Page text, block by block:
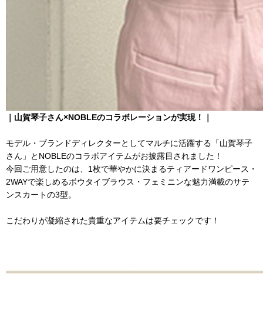
｜山賀琴子さん×NOBLEのコラボレーションが実現！｜
モデル・ブランドディレクターとしてマルチに活躍する「山賀琴子
さん」とNOBLEのコラボアイテムがお披露目されました！
今回ご用意したのは、1枚で華やかに決まるティアードワンピース・
2WAYで楽しめるボウタイブラウス・フェミニンな魅力満載のサテ
ンスカートの3型。
こだわりが凝縮された貴重なアイテムは要チェックです！